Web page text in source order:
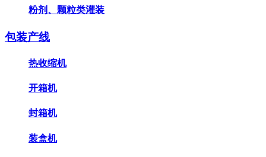
粉剂、颗粒类灌装
包装产线
热收缩机
开箱机
封箱机
装盒机